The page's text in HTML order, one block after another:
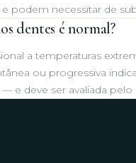
podem necessitar de
dentes é normal?
a temperaturas
ou progressiva
e deve ser avaliada